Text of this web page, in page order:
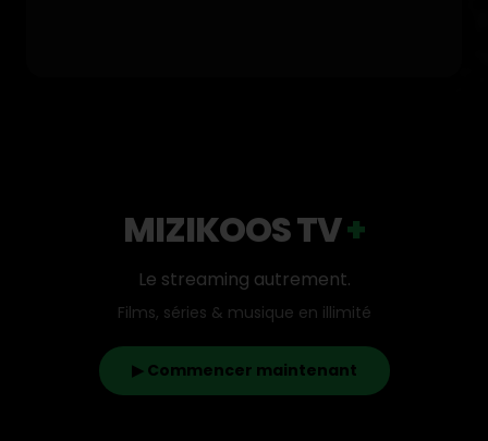
MIZIKOOS TV+
Le streaming autrement.
Films, séries & musique en illimité
▶ Commencer maintenant